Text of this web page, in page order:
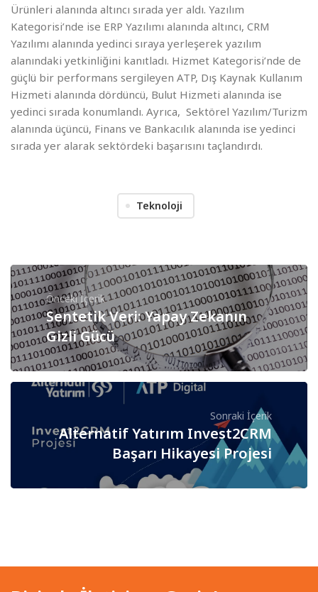
Ürünleri alanında altıncı sırada yer aldı. Yazılım
Kategorisi’nde ise ERP Yazılımı alanında altıncı, CRM
Yazılımı alanında yedinci sıraya yerleşerek yazılım
alanındaki yetkinliğini kanıtladı. Hizmet Kategorisi’nde de
güçlü bir performans sergileyen ATP, Dış Kaynak Kullanım
Hizmeti alanında dördüncü, Bulut Hizmeti alanında ise
yedinci sırada konumlandı. Ayrıca, Sektörel Yazılım/Turizm
alanında üçüncü, Finans ve Bankacılık alanında ise yedinci
sırada yer alarak sektördeki başarısını taçlandırdı.
Teknoloji
Önceki İçerik
Sentetik Veri: Yapay Zekanın
Gizli Gücü
Sonraki İçerik
Alternatif Yatırım Invest2CRM
Başarı Hikayesi Projesi